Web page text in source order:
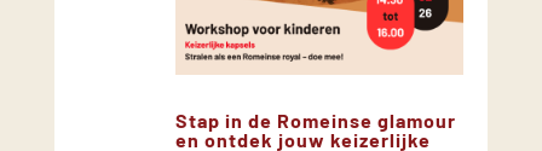
Stap in de Romeinse glamour
en ontdek jouw keizerlijke